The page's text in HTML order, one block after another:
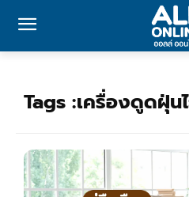
Tags :เครื่องดูดฝุ่น